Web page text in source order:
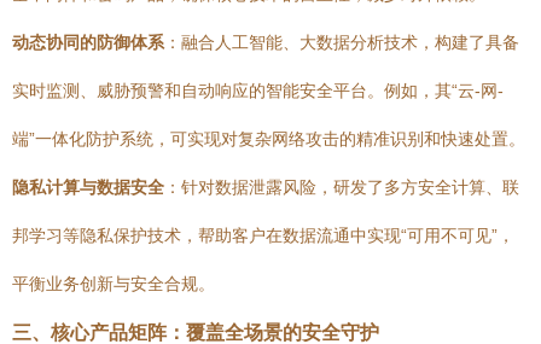
动态协同的防御体系 ：融合人工智能、大数据分析技术，构建了具备
实时监测、威胁预警和自动响应的智能安全平台。例如，其“云-网-
端”一体化防护系统，可实现对复杂网络攻击的精准识别和快速处置。
隐私计算与数据安全 ：针对数据泄露风险，研发了多方安全计算、联
邦学习等隐私保护技术，帮助客户在数据流通中实现“可用不可见”，
平衡业务创新与安全合规。
三、核心产品矩阵：覆盖全场景的安全守护